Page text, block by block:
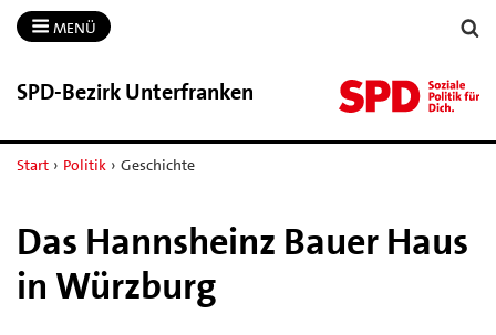
MENÜ
SPD-​Bezirk Unterfranken
Start › Politik › Geschichte
Das Hannsheinz Bauer Haus
in Würzburg